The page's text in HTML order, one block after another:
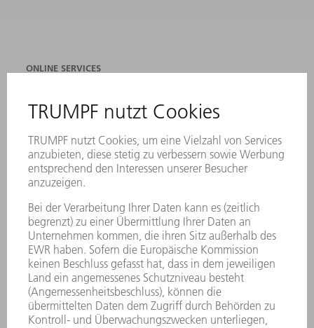
ONLINE SERVICES
STANDORTE
NEWSLETTER-ANMELDUNG
MYTRUMPF
SICHERHEITSDATENBLÄTTER
PRODUKTE
LASER
LEISTUNGSELEKTRONIK
ELEKTROWERKZEUGE
SMART FACTORY
SOFTWARE
SERVICES
ANWENDUNGEN
BRANCHEN
UNTERNEHMEN